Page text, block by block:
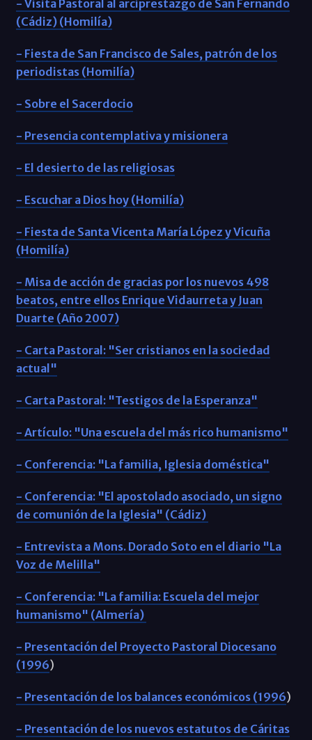
- Visita Pastoral al arciprestazgo de San Fernando
(Cádiz) (Homilía)
- Fiesta de San Francisco de Sales, patrón de los
periodistas (Homilía)
- Sobre el Sacerdocio
- Presencia contemplativa y misionera
- El desierto de las religiosas
- Escuchar a Dios hoy (Homilía)
- Fiesta de Santa Vicenta María López y Vicuña
(Homilía)
- Misa de acción de gracias por los nuevos 498
beatos, entre ellos Enrique Vidaurreta y Juan
Duarte (Año 2007)
- Carta Pastoral: "Ser cristianos en la sociedad
actual"
- Carta Pastoral: "Testigos de la Esperanza"
- Artículo: "Una escuela del más rico humanismo"
- Conferencia: "La familia, Iglesia doméstica"
- Conferencia: "El apostolado asociado, un signo
de comunión de la Iglesia" (Cádiz)
- Entrevista a Mons. Dorado Soto en el diario "La
Voz de Melilla"
- Conferencia: "La familia: Escuela del mejor
humanismo" (Almería)
- Presentación del Proyecto Pastoral Diocesano
(1996)
- Presentación de los balances económicos (1996)
- Presentación de los nuevos estatutos de Cáritas